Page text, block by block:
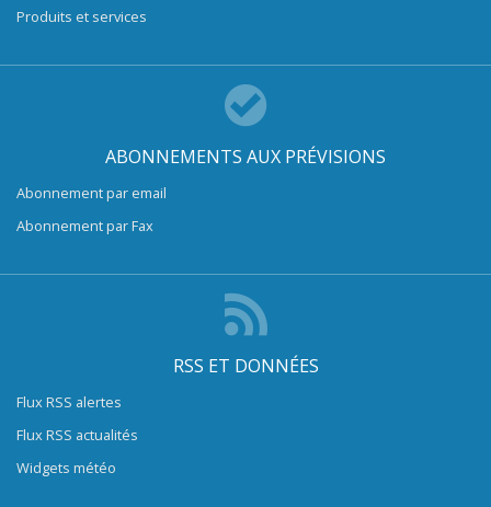
Produits et services
ABONNEMENTS AUX PRÉVISIONS
Abonnement par email
Abonnement par Fax
RSS ET DONNÉES
Flux RSS alertes
Flux RSS actualités
Widgets météo